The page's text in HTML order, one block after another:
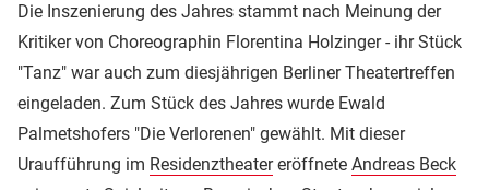
Die Inszenierung des Jahres stammt nach Meinung der
Kritiker von Choreographin Florentina Holzinger - ihr Stück
"Tanz" war auch zum diesjährigen Berliner Theatertreffen
eingeladen. Zum Stück des Jahres wurde Ewald
Palmetshofers "Die Verlorenen" gewählt. Mit dieser
Uraufführung im Residenztheatereröffnete Andreas Beck